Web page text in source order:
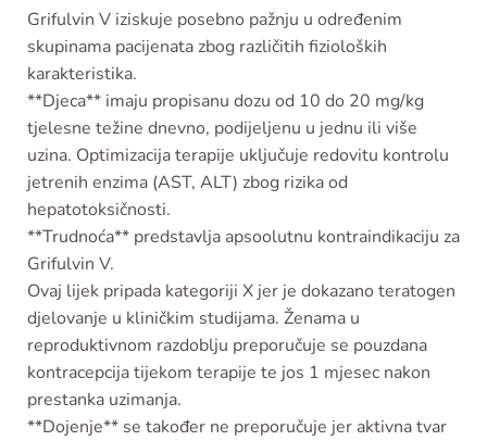
Grifulvin V iziskuje posebno pažnju u određenim
skupinama pacijenata zbog različitih fizioloških
karakteristika.
**Djeca** imaju propisanu dozu od 10 do 20 mg/kg
tjelesne težine dnevno, podijeljenu u jednu ili više
uzina. Optimizacija terapije uključuje redovitu kontrolu
jetrenih enzima (AST, ALT) zbog rizika od
hepatotoksičnosti.
**Trudnoća** predstavlja apsoolutnu kontraindikaciju za
Grifulvin V.
Ovaj lijek pripada kategoriji X jer je dokazano teratogen
djelovanje u kliničkim studijama. Ženama u
reproduktivnom razdoblju preporučuje se pouzdana
kontracepcija tijekom terapije te jos 1 mjesec nakon
prestanka uzimanja.
**Dojenje** se također ne preporučuje jer aktivna tvar